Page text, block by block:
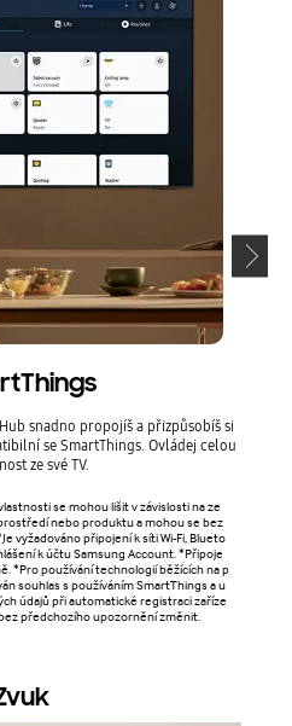
snadno propojíš a přizpůsobíš si
se SmartThings. Ovládej celou
ze své TV.
se mohou lišit v závislosti na ze
nebo produktu a mohou se bez
vyžadováno připojení k síti Wi-Fi, Blueto
k účtu Samsung Account. *Připoje
*Pro používání technologií běžících na p
souhlas s používáním SmartThings a u
údajů při automatické registraci zaříze
předchozího upozornění změnit.